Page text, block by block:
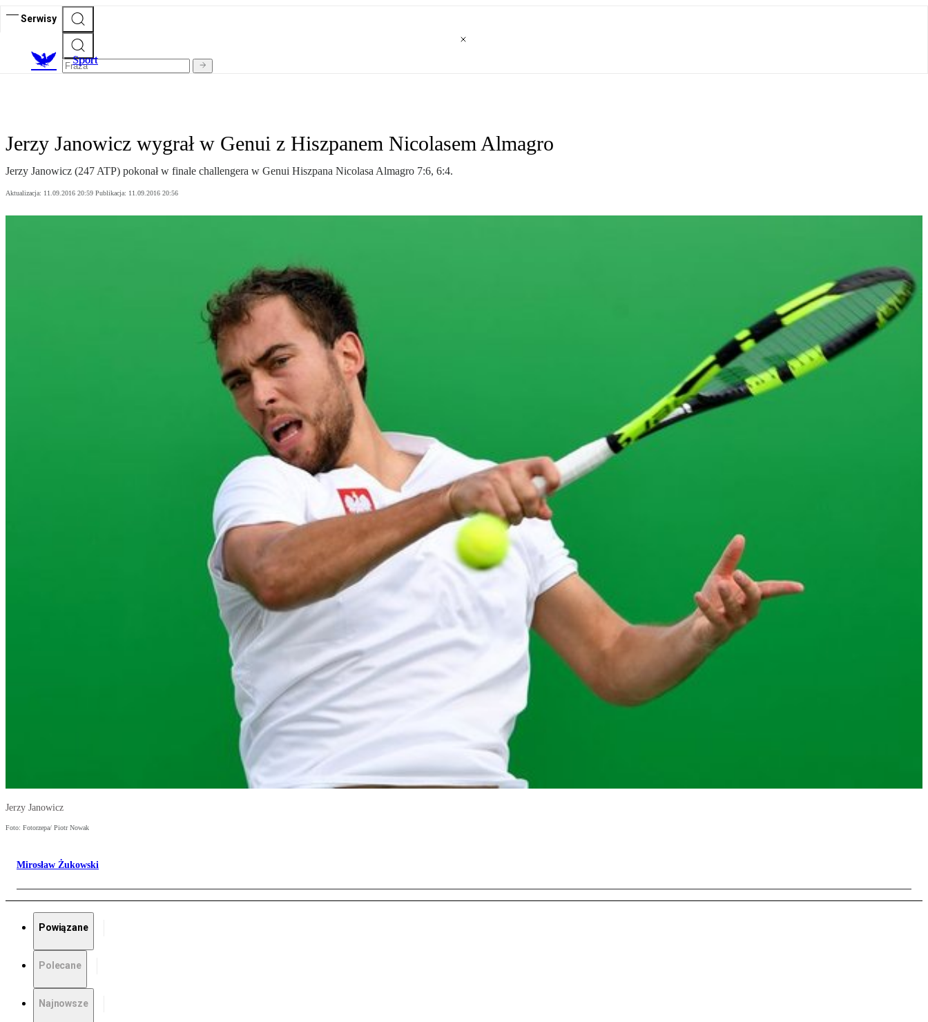
Serwisy
Sport
Jerzy Janowicz wygrał w Genui z Hiszpanem Nicolasem Almagro
Jerzy Janowicz (247 ATP) pokonał w finale challengera w Genui Hiszpana Nicolasa Almagro 7:6, 6:4.
Aktualizacja: 11.09.2016 20:59 Publikacja: 11.09.2016 20:56
Jerzy Janowicz
Foto: Fotorzepa/ Piotr Nowak
Mirosław Żukowski
Powiązane
Polecane
Najnowsze